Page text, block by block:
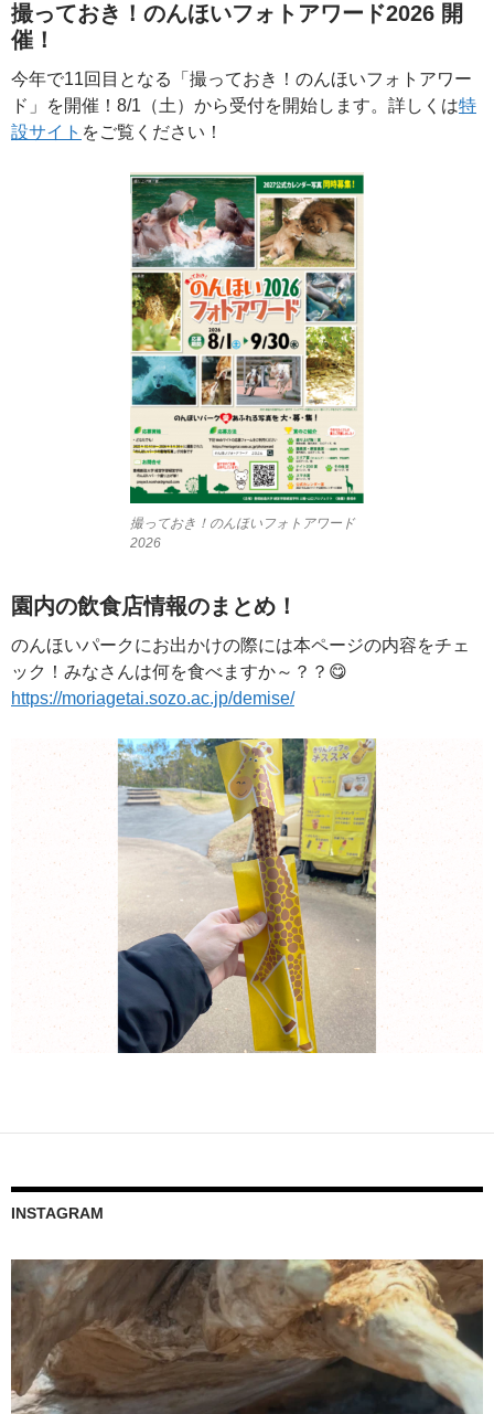
撮っておき！のんほいフォトアワード2026 開
催！
今年で11回目となる「撮っておき！のんほいフォトアワー
ド」を開催！8/1（土）から受付を開始します。詳しくは特
設サイト をご覧ください！
撮っておき！のんほいフォトアワード
2026
園内の飲食店情報のまとめ！
のんほいパークにお出かけの際には本ページの内容をチェ
ック！みなさんは何を食べますか～？？😋
https://moriagetai.sozo.ac.jp/demise/
INSTAGRAM